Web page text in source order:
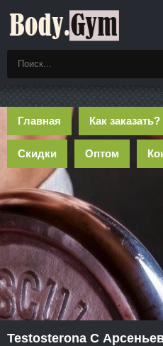
Главная Как заказать?
Скидки Оптом
Testosterona C